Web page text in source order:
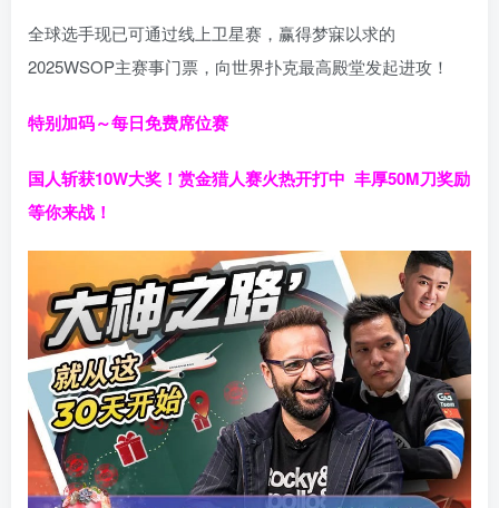
全球选手现已可通过线上卫星赛，赢得梦寐以求的
2025WSOP主赛事门票，向世界扑克最高殿堂发起进攻！
特别加码～每日免费席位赛
国人斩获10W大奖！ 赏金猎人赛火热开打中 丰厚50M刀奖励
等你来战！